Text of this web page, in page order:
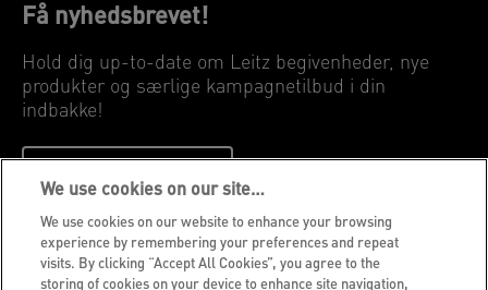
Få nyhedsbrevet!
Hold dig up-to-date om Leitz begivenheder, nye
produkter og særlige kampagnetilbud i din
indbakke!
Privatlivspolitik
Cookies
We use cookies on our site…
We use cookies on our website to enhance your browsing
experience by remembering your preferences and repeat
visits. By clicking “Accept All Cookies”, you agree to the
storing of cookies on your device to enhance site navigation,